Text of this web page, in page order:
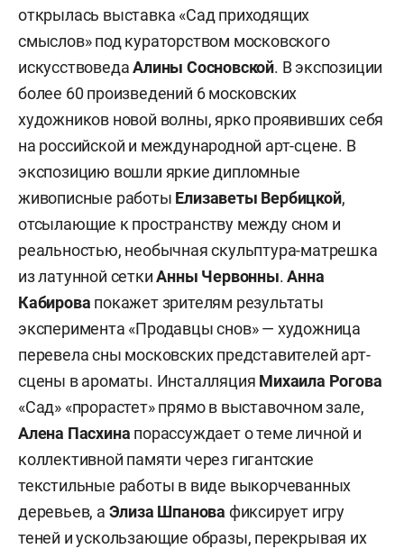
открылась выставка «Сад приходящих
смыслов» под кураторством московского
искусствоведаАлины Сосновской. В экспозиции
более 60 произведений 6 московских
художников новой волны, ярко проявивших себя
на российской и международной арт-сцене. В
экспозицию вошли яркие дипломные
живописные работы Елизаветы Вербицкой,
отсылающие к пространству между сном и
реальностью, необычная скульптура-матрешка
из латунной сеткиАнны Червонны.Анна
Кабирова покажет зрителям результаты
эксперимента «Продавцы снов» — художница
перевела сны московских представителей арт-
сцены в ароматы. Инсталляция Михаила Рогова
«Сад» «прорастет» прямо в выставочном зале,
Алена Пасхина порассуждает о теме личной и
коллективной памяти через гигантские
текстильные работы в виде выкорчеванных
деревьев, а Элиза Шпанова фиксирует игру
теней и ускользающие образы, перекрывая их